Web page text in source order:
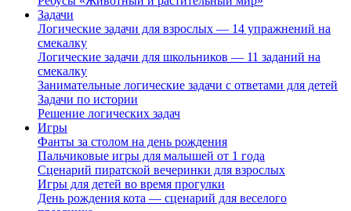
Задачи
Логические задачи для взрослых — 14 упражнений на
смекалку
Логические задачи для школьников — 11 заданий на
смекалку
Занимательные логические задачи с ответами для детей
Задачи по истории
Решение логических задач
Игры
Фанты за столом на день рождения
Пальчиковые игры для малышей от 1 года
Сценарий пиратской вечеринки для взрослых
Игры для детей во время прогулки
День рождения кота — сценарий для веселого